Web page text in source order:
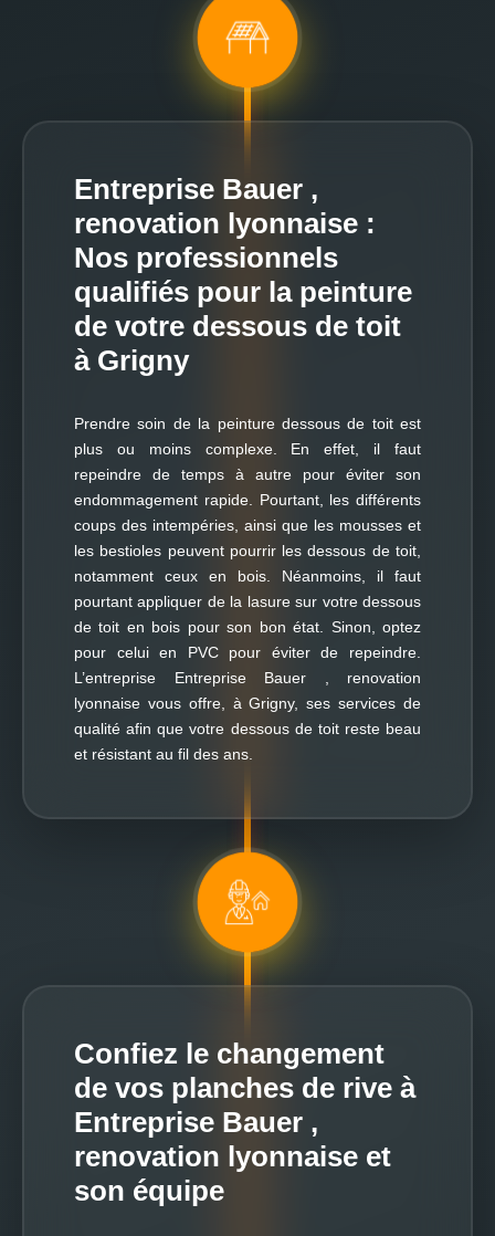
Entreprise Bauer ,
renovation lyonnaise :
Nos professionnels
qualifiés pour la peinture
de votre dessous de toit
à Grigny
Prendre soin de la peinture dessous de toit est
plus ou moins complexe. En effet, il faut
repeindre de temps à autre pour éviter son
endommagement rapide. Pourtant, les différents
coups des intempéries, ainsi que les mousses et
les bestioles peuvent pourrir les dessous de toit,
notamment ceux en bois. Néanmoins, il faut
pourtant appliquer de la lasure sur votre dessous
de toit en bois pour son bon état. Sinon, optez
pour celui en PVC pour éviter de repeindre.
L’entreprise Entreprise Bauer , renovation
lyonnaise vous offre, à Grigny, ses services de
qualité afin que votre dessous de toit reste beau
et résistant au fil des ans.
Confiez le changement
de vos planches de rive à
Entreprise Bauer ,
renovation lyonnaise et
son équipe